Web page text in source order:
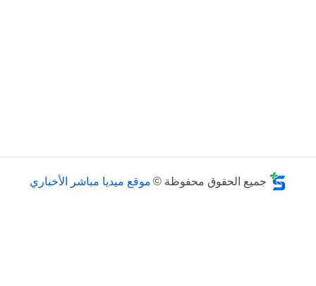
جميع الحقوق محفوظة © موقع ميديا مباشر الأخباري